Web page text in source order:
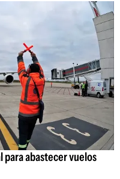
abastecer vuelos